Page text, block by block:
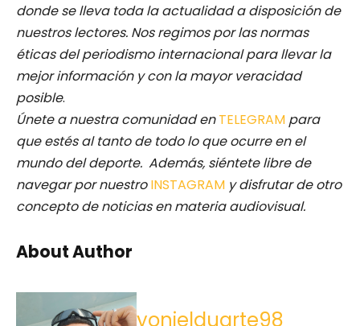
donde se lleva toda la actualidad a disposición de
nuestros lectores. Nos regimos por las normas
éticas del periodismo internacional para llevar la
mejor información y con la mayor veracidad
posible.
Únete a nuestra comunidad enTELEGRAM para
que estés al tanto de todo lo que ocurre en el
mundo del deporte. Además, siéntete libre de
navegar por nuestro INSTAGRAM y disfrutar de otro
concepto de noticias en materia audiovisual.
About Author
yonielduarte98